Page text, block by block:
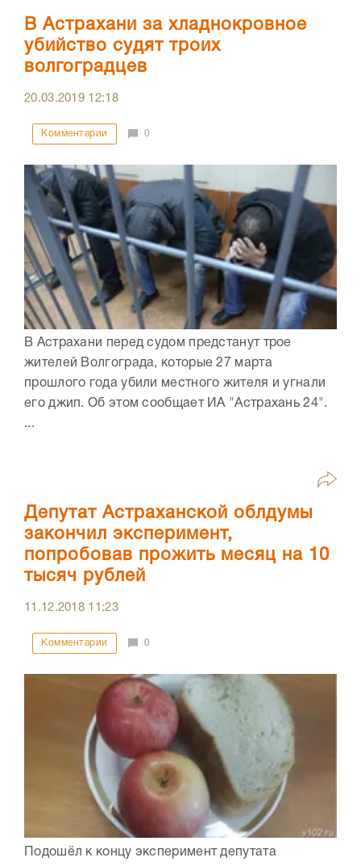
В Астрахани за хладнокровное
убийство судят троих
волгоградцев
20.03.2019 12:18
Комментарии 0
В Астрахани перед судом предстанут трое
жителей Волгограда, которые 27 марта
прошлого года убили местного жителя и угнали
его джип. Об этом сообщает ИА "Астрахань 24".
...
Депутат Астраханской облдумы
закончил эксперимент,
попробовав прожить месяц на 10
тысяч рублей
11.12.2018 11:23
Комментарии 0
Подошёл к концу эксперимент депутата